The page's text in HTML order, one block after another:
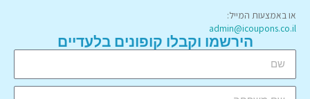
או באמצעות המייל:
admin@icoupons.co.il
הירשמו וקבלו קופונים בלעדיים